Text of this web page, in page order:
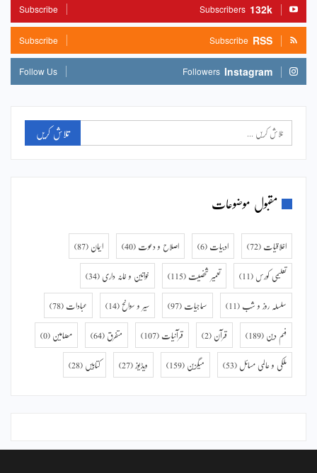
132k
Subscribers
Subscribe
RSS
Subscribe
Subscribe
Instagram
Followers
Follow Us
مقبول موضوعات
اخلاقیات (72) ادبیات (6) اصلاح و دعوت (40) ایمان (87)
تعلیمی کورس (11) تعمیر شخصیت (115) خواتین و خانہ داری (34)
سلسلہ روز و شب (11) سماجیات (97) سیر و سوانح (14) عبادات (78)
فہم دین (189) قرآن (2) قرآنیات (107) متفرق (64) مضامین (0)
ملکی و عالمی مسائل (53) میگزین (159) ویڈیوز (27) کتابیں (28)